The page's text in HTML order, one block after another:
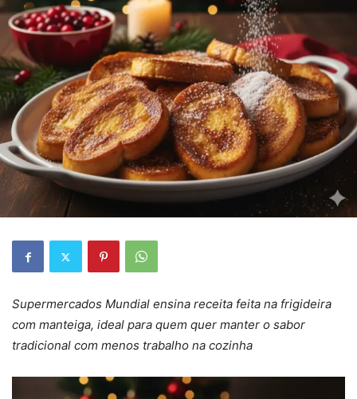
Supermercados Mundial ensina receita feita na frigideira
com manteiga, ideal para quem quer manter o sabor
tradicional com menos trabalho na cozinha